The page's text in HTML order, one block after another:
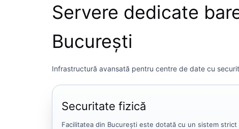
Servere dedicate
București
Infrastructură avansată pentru centre de date cu
Securitate fizică
Facilitatea din București este dotată cu un sistem